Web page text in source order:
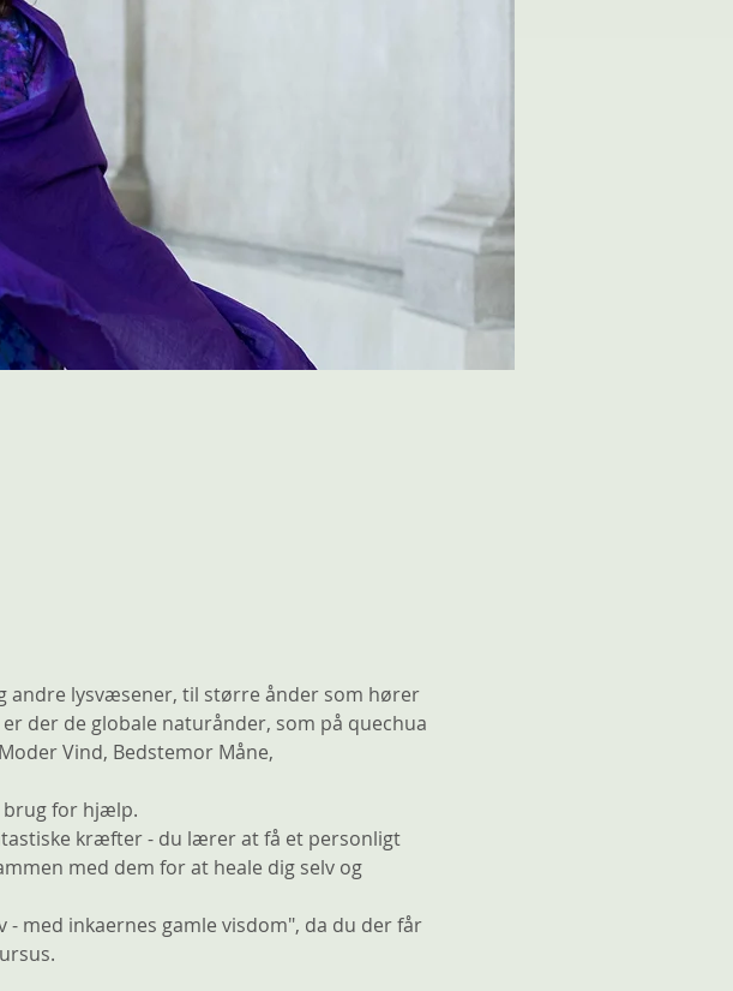
andre lysvæsener, til større ånder som hører
der de globale naturånder, som på quechua
Vind, Bedstemor Måne,
brug for hjælp.
kræfter - du lærer at få et personligt
med dem for at heale dig selv og
med inkaernes gamle visdom", da du der får